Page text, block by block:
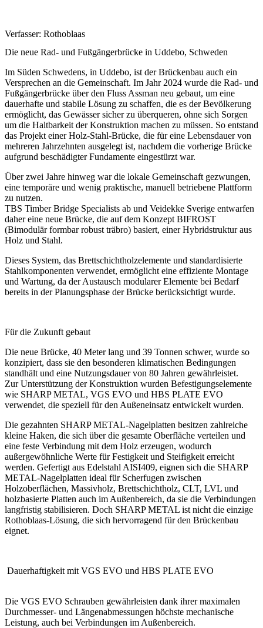
Verfasser: Rothoblaas
Die neue Rad- und Fußgängerbrücke in Uddebo, Schweden
Im Süden Schwedens, in Uddebo, ist der Brückenbau auch ein
Versprechen an die Gemeinschaft. Im Jahr 2024 wurde die Rad- und
Fußgängerbrücke über den Fluss Assman neu gebaut, um eine
dauerhafte und stabile Lösung zu schaffen, die es der Bevölkerung
ermöglicht, das Gewässer sicher zu überqueren, ohne sich Sorgen
um die Haltbarkeit der Konstruktion machen zu müssen. So entstand
das Projekt einer Holz-Stahl-Brücke, die für eine Lebensdauer von
mehreren Jahrzehnten ausgelegt ist, nachdem die vorherige Brücke
aufgrund beschädigter Fundamente eingestürzt war.
Über zwei Jahre hinweg war die lokale Gemeinschaft gezwungen,
eine temporäre und wenig praktische, manuell betriebene Plattform
zu nutzen.
TBS Timber Bridge Specialists ab und Veidekke Sverige entwarfen
daher eine neue Brücke, die auf dem Konzept BIFROST
(Bimodulär formbar robust träbro) basiert, einer Hybridstruktur aus
Holz und Stahl.
Dieses System, das Brettschichtholzelemente und standardisierte
Stahlkomponenten verwendet, ermöglicht eine effiziente Montage
und Wartung, da derAustausch modularer Elemente bei Bedarf
bereits in der Planungsphase der Brücke berücksichtigt wurde.
Für die Zukunft gebaut
Die neue Brücke, 40 Meter lang und 39 Tonnen schwer, wurde so
konzipiert, dass sie den besonderen klimatischen Bedingungen
standhält und eine Nutzungsdauer von 80 Jahren gewährleistet.
Zur Unterstützung der Konstruktion wurden Befestigungselemente
wie SHARP METAL, VGS EVO und HBS PLATE EVO
verwendet, die speziell für den Außeneinsatz entwickelt wurden.
Die gezahnten SHARP METAL-Nagelplatten besitzen zahlreiche
kleine Haken, die sich über die gesamte Oberfläche verteilen und
eine feste Verbindung mit dem Holz erzeugen, wodurch
außergewöhnliche Werte für Festigkeit und Steifigkeit erreicht
werden. Gefertigt aus Edelstahl AISI409, eignen sich die SHARP
METAL-Nagelplatten ideal fürScherfugen zwischen
Holzoberflächen, Massivholz, Brettschichtholz, CLT, LVL und
holzbasierte Platten auch im Außenbereich, da sie die Verbindungen
langfristig stabilisieren. Doch SHARP METAL ist nicht die einzige
Rothoblaas-Lösung, die sich hervorragend für den Brückenbau
eignet.
Dauerhaftigkeit mit VGS EVO und HBS PLATE EVO
Die VGS EVO Schrauben gewährleisten dank ihrer maximalen
Durchmesser- und Längenabmessungen höchste mechanische
Leistung, auch bei Verbindungen im Außenbereich.